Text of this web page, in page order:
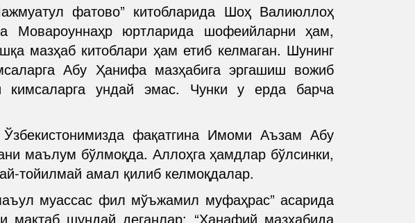
фатово” китобларида Шоҳ Валиюллоҳ
Мовароуннаҳр юртларида шофеийларни ҳам,
мазҳаб китоблари ҳам етиб келмаган. Шунинг
Абу Ҳанифа мазҳабига эргашиш вожиб
ундай эмас. Чунки у ерда барча
фақатгина Имоми Аъзам Абу
маълум бўлмоқда. Аллоҳга ҳамдлар бўлсинки,
тойилмай амал қилиб келмоқдалар.
муассас фил мўъжамил муфаҳрас” асарида
мақтаб шундай деганлар: “Ҳанафий мазҳабида